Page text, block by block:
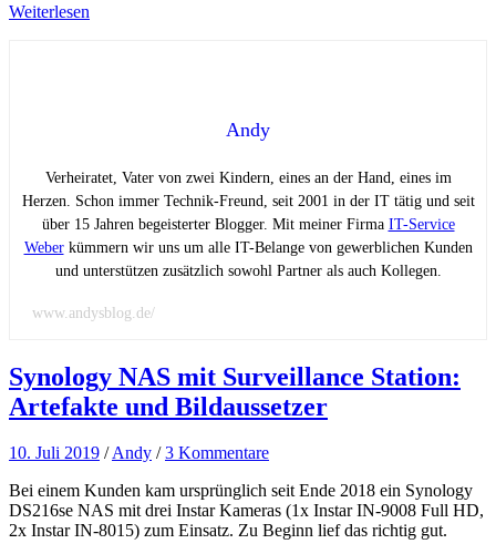
Weiterlesen
Andy
Verheiratet, Vater von zwei Kindern, eines an der Hand, eines im
Herzen. Schon immer Technik-Freund, seit 2001 in der IT tätig und seit
über 15 Jahren begeisterter Blogger. Mit meiner Firma IT-Service
Weberkümmern wir uns um alle IT-Belange von gewerblichen Kunden
und unterstützen zusätzlich sowohl Partner als auch Kollegen.
www.andysblog.de/
Synology NAS mit Surveillance Station:
Artefakte und Bildaussetzer
10. Juli 2019 /Andy /3 Kommentare
Bei einem Kunden kam ursprünglich seit Ende 2018 ein Synology
DS216se NAS mit drei Instar Kameras (1x Instar IN-9008 Full HD,
2x Instar IN-8015) zum Einsatz. Zu Beginn lief das richtig gut.